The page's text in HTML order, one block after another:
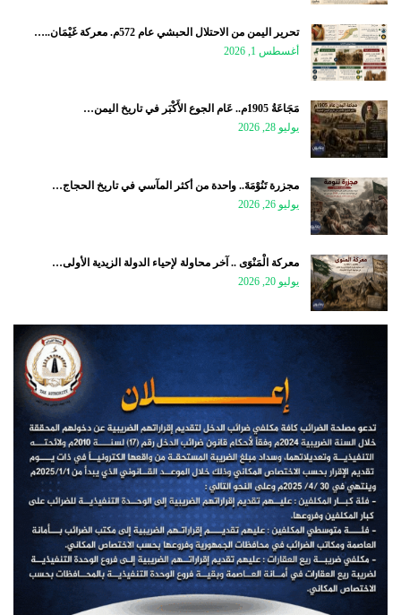
تحرير اليمن من الاحتلال الحبشي عام 572م. معركة غَيْمَان..…
أغسطس 1, 2026
مَجَاعَةُ 1905م.. عَام الجوع الأَكْبَر في تاريخ اليمن…
يوليو 28, 2026
مجزرة تَنُوْمَةَ.. واحدة من أكثر المآسي في تاريخ الحجاج…
يوليو 26, 2026
معركة الْمَنْوَى .. آخر محاولة لإحياء الدولة الزيدية الأولى…
يوليو 20, 2026